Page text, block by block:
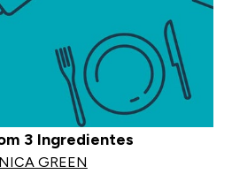
3 Ingredientes
GREEN